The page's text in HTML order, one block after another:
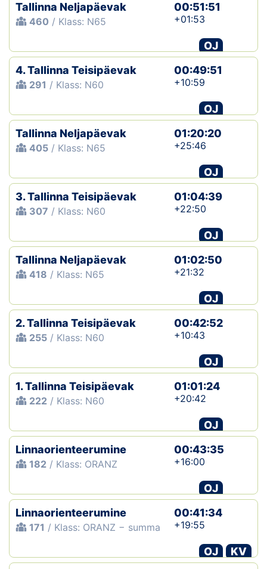
Tallinna Neljapäevak
460 / Klass: N65
00:51:51
+01:53
OJ
4. Tallinna Teisipäevak
291 / Klass: N60
00:49:51
+10:59
OJ
Tallinna Neljapäevak
405 / Klass: N65
01:20:20
+25:46
OJ
3. Tallinna Teisipäevak
307 / Klass: N60
01:04:39
+22:50
OJ
Tallinna Neljapäevak
418 / Klass: N65
01:02:50
+21:32
OJ
2. Tallinna Teisipäevak
255 / Klass: N60
00:42:52
+10:43
OJ
1. Tallinna Teisipäevak
222 / Klass: N60
01:01:24
+20:42
OJ
Linnaorienteerumine
182 / Klass: ORANZ
00:43:35
+16:00
OJ
Linnaorienteerumine
171 / Klass: ORANZ − summa
00:41:34
+19:55
OJ
KV